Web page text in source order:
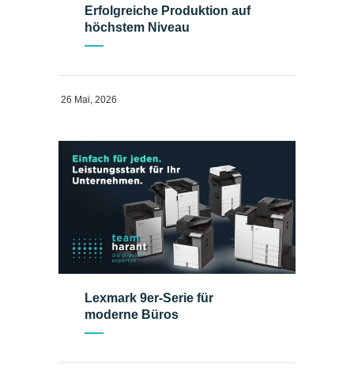
Erfolgreiche Produktion auf
höchstem Niveau
26 Mai, 2026
Lexmark 9er-Serie für
moderne Büros